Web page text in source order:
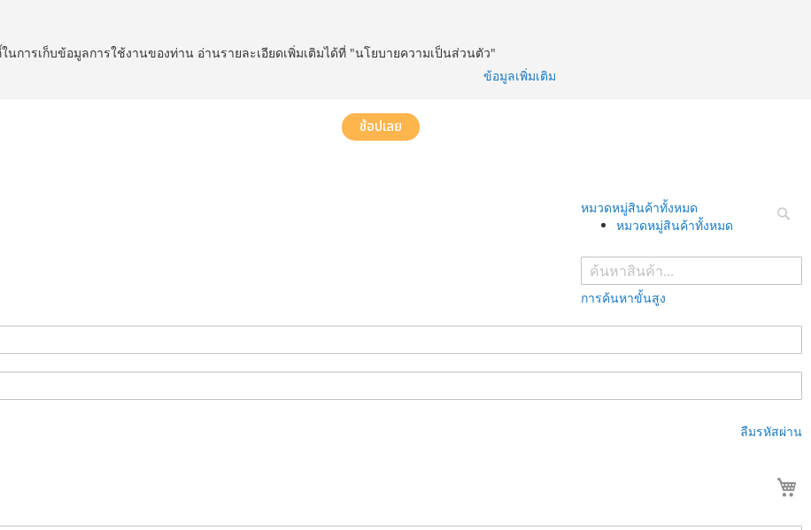
นการเก็บข้อมูลการใช้งานของท่าน อ่านรายละเอียดเพิ่มเติมได้ที่ "นโยบายความเป็นส่วนตัว"
ข้อมูลเพิ่มเติม
ช้อปเลย
หมวดหมู่สินค้าทั้งหมด
หมวดหมู่สินค้าทั้งหมด
การค้นหาขั้นสูง
ลืมรหัสผ่าน